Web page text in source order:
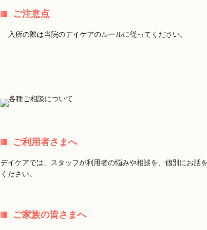
ご注意点
入所の際は当院のデイケアのルールに従ってください。
ご利用者さまへ
デイケアでは、スタッフが利用者の悩みや相談を、個別にお話
ください。
ご家族の皆さまへ